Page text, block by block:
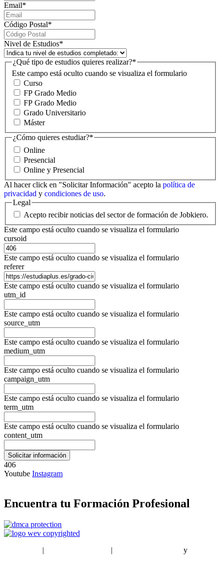
Email*
Código Postal*
Nivel de Estudios*
Este campo está oculto cuando se visualiza el formulario
¿Qué tipo de estudios quieres realizar?*
Curso
FP Grado Medio
FP Grado Medio
Grado Universitario
Máster
¿Cómo quieres estudiar?*
Online
Presencial
Online y Presencial
Al hacer click en "Solicitar Información" acepto la política de
privacidad y condiciones de uso.
Legal
Acepto recibir noticias del sector de formación de Jobkiero.
Este campo está oculto cuando se visualiza el formulario
cursoid
Este campo está oculto cuando se visualiza el formulario
referer
Este campo está oculto cuando se visualiza el formulario
utm_id
Este campo está oculto cuando se visualiza el formulario
source_utm
Este campo está oculto cuando se visualiza el formulario
medium_utm
Este campo está oculto cuando se visualiza el formulario
campaign_utm
Este campo está oculto cuando se visualiza el formulario
term_utm
Este campo está oculto cuando se visualiza el formulario
content_utm
406
Youtube Instagram
Encuentra tu Formación Profesional
| | y